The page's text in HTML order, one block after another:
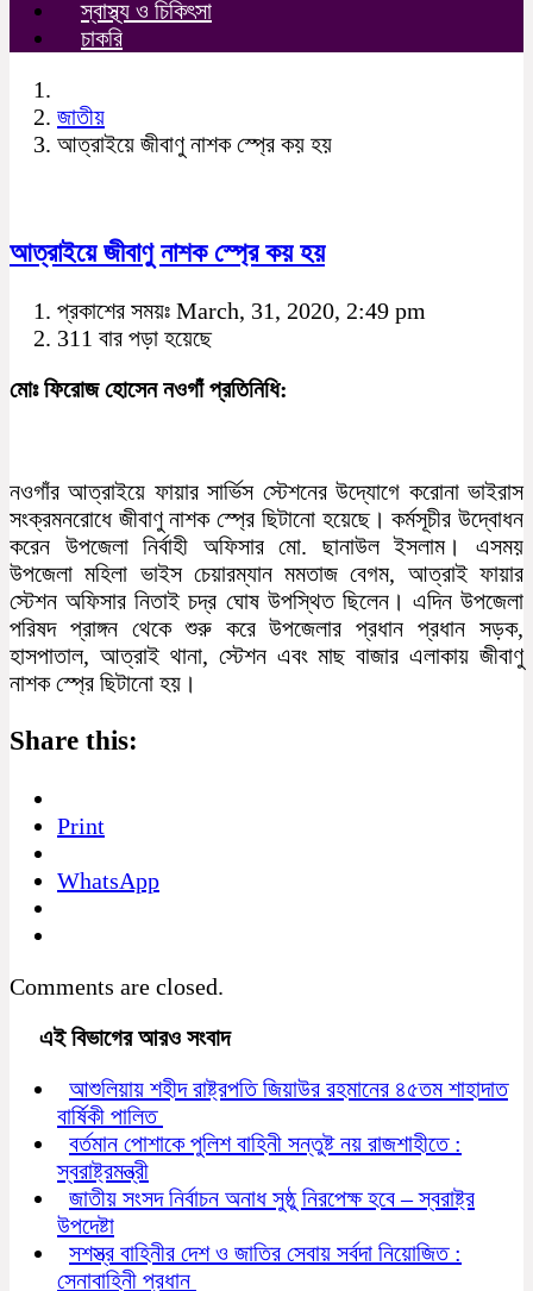
স্বাস্থ্য ও চিকিৎসা
চাকরি
জাতীয়
আত্রাইয়ে জীবাণু নাশক স্প্রে কয় হয়
আত্রাইয়ে জীবাণু নাশক স্প্রে কয় হয়
প্রকাশের সময়ঃ March, 31, 2020, 2:49 pm
311 বার পড়া হয়েছে
মোঃ ফিরোজ হোসেন নওগাঁ প্রতিনিধি:
নওগাঁর আত্রাইয়ে ফায়ার সার্ভিস স্টেশনের উদ্যোগে করোনা ভাইরাস
সংক্রমনরোধে জীবাণু নাশক স্প্রে ছিটানো হয়েছে। কর্মসূচীর উদ্বোধন
করেন উপজেলা নির্বাহী অফিসার মো. ছানাউল ইসলাম। এসময়
উপজেলা মহিলা ভাইস চেয়ারম্যান মমতাজ বেগম, আত্রাই ফায়ার
স্টেশন অফিসার নিতাই চদ্র ঘোষ উপস্থিত ছিলেন। এদিন উপজেলা
পরিষদ প্রাঙ্গন থেকে শুরু করে উপজেলার প্রধান প্রধান সড়ক,
হাসপাতাল, আত্রাই থানা, স্টেশন এবং মাছ বাজার এলাকায় জীবাণু
নাশক স্প্রে ছিটানো হয়।
Share this:
Print
WhatsApp
Comments are closed.
এই বিভাগের আরও সংবাদ
আশুলিয়ায় শহীদ রাষ্ট্রপতি জিয়াউর রহমানের ৪৫তম শাহাদাত
বার্ষিকী পালিত
বর্তমান পোশাকে পুলিশ বাহিনী সন্তুষ্ট নয় রাজশাহীতে :
স্বরাষ্ট্রমন্ত্রী
জাতীয় সংসদ নির্বাচন অনাধ সুষ্ঠু নিরপেক্ষ হবে – স্বরাষ্ট্র
উপদেষ্টা
সশস্ত্র বাহিনীর দেশ ও জাতির সেবায় সর্বদা নিয়োজিত :
সেনাবাহিনী প্রধান